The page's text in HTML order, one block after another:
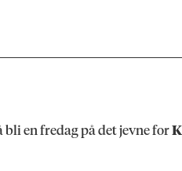
bli en fredag på det jevne for